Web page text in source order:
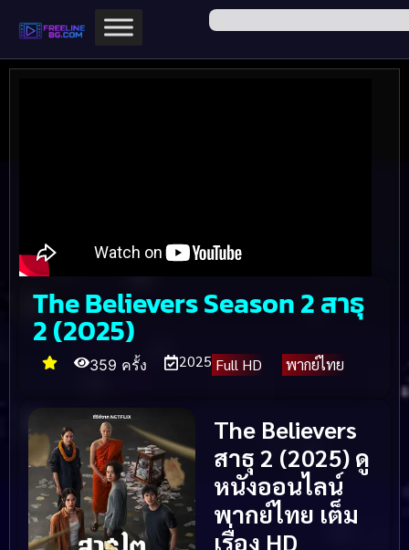
The Believers Season 2 สาธุ
2 (2025)
359 ครั้ง 2025 Full HD พากย์ไทย
The Believers
สาธุ 2 (2025) ดู
หนังออนไลน์
พากย์ไทย เต็ม
เรื่อง HD